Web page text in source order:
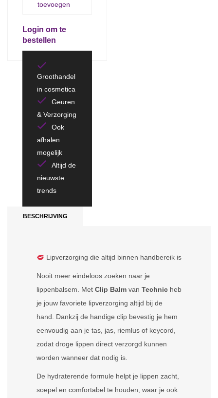
toevoegen
Login om te
bestellen
Groothandel
in cosmetica
Geuren
& Verzorging
Ook
afhalen
mogelijk
Altijd de
nieuwste
trends
BESCHRIJVING
Lipverzorging die altijd binnen handbereik is
Nooit meer eindeloos zoeken naar je
lippenbalsem. Met Clip Balm van Technic heb
je jouw favoriete lipverzorging altijd bij de
hand. Dankzij de handige clip bevestig je hem
eenvoudig aan je tas, jas, riemlus of keycord,
zodat droge lippen direct verzorgd kunnen
worden wanneer dat nodig is.
De hydraterende formule helpt je lippen zacht,
soepel en comfortabel te houden, waar je ook